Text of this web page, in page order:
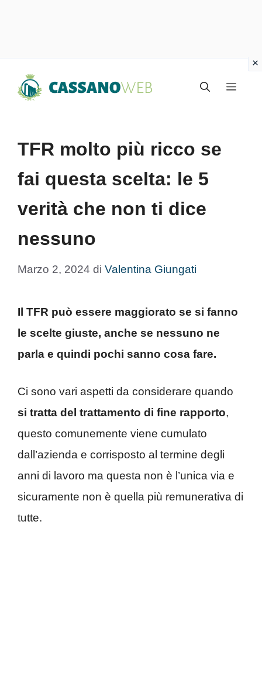
Menu
TFR molto più ricco se
fai questa scelta: le 5
verità che non ti dice
nessuno
Marzo 2, 2024 di Valentina Giungati
Il TFR può essere maggiorato se si fanno
le scelte giuste, anche se nessuno ne
parla e quindi pochi sanno cosa fare.
Ci sono vari aspetti da considerare quando
si tratta del trattamento di fine rapporto,
questo comunemente viene cumulato
dall’azienda e corrisposto al termine degli
anni di lavoro ma questa non è l’unica via e
sicuramente non è quella più remunerativa di
tutte.